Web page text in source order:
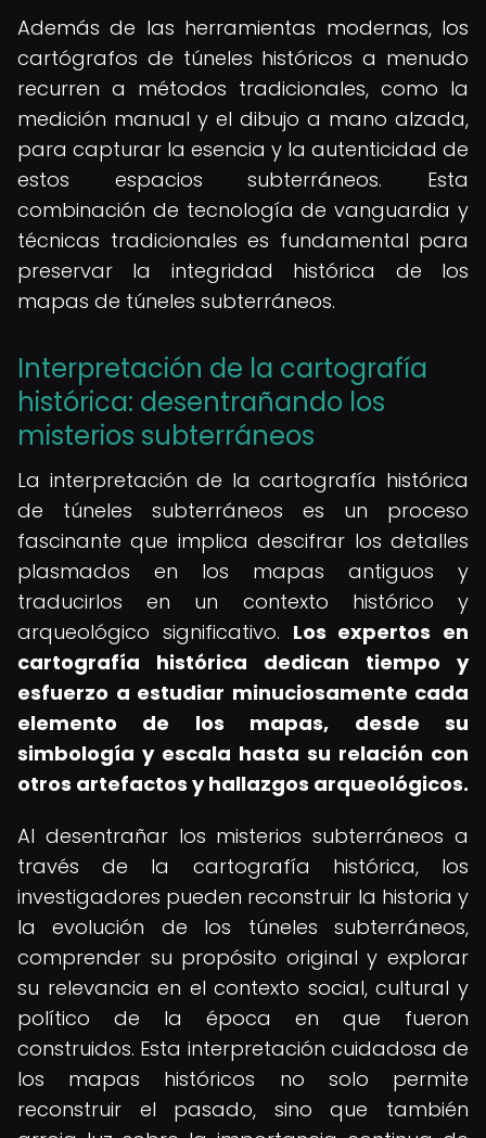
Además de las herramientas modernas, los
cartógrafos de túneles históricos a menudo
recurren a métodos tradicionales, como la
medición manual y el dibujo a mano alzada,
para capturar la esencia y la autenticidad de
estos espacios subterráneos. Esta
combinación de tecnología de vanguardia y
técnicas tradicionales es fundamental para
preservar la integridad histórica de los
mapas de túneles subterráneos.
Interpretación de la cartografía
histórica: desentrañando los
misterios subterráneos
La interpretación de la cartografía histórica
de túneles subterráneos es un proceso
fascinante que implica descifrar los detalles
plasmados en los mapas antiguos y
traducirlos en un contexto histórico y
arqueológico significativo. Los expertos en
cartografía histórica dedican tiempo y
esfuerzo a estudiar minuciosamente cada
elemento de los mapas, desde su
simbología y escala hasta su relación con
otros artefactos y hallazgos arqueológicos.
Al desentrañar los misterios subterráneos a
través de la cartografía histórica, los
investigadores pueden reconstruir la historia y
la evolución de los túneles subterráneos,
comprender su propósito original y explorar
su relevancia en el contexto social, cultural y
político de la época en que fueron
construidos. Esta interpretación cuidadosa de
los mapas históricos no solo permite
reconstruir el pasado, sino que también